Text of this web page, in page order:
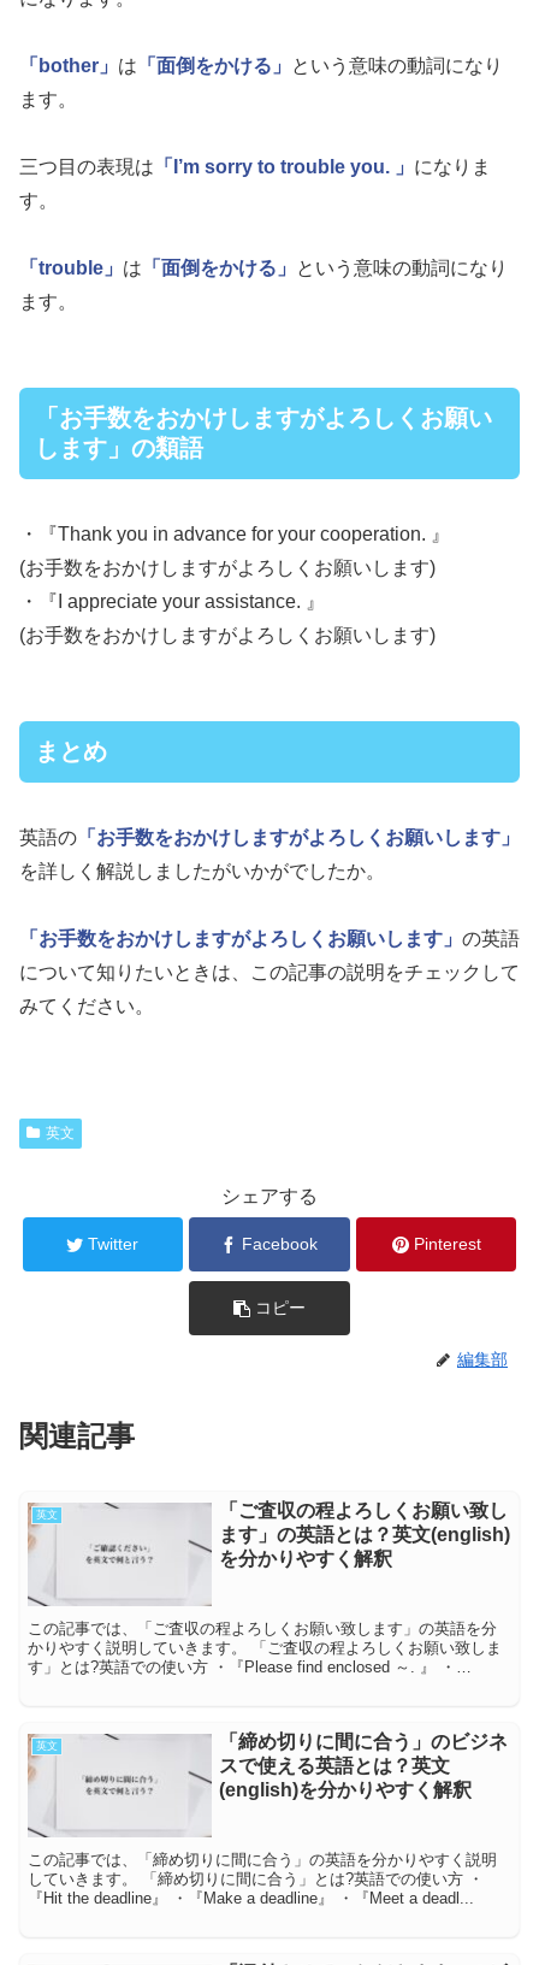
「bother」 は 「面倒をかける」
という意味の動詞になり
ます。
三つ目の表現は 「I’m sorry to trouble you. 」 になりま
す。
「trouble」 は 「面倒をかける」
という意味の動詞になり
ます。
「お手数をおかけしますがよろしくお願い
します」の類語
・『Thank you in advance for your cooperation. 』
(お手数をおかけしますがよろしくお願いします)
・『I appreciate your assistance. 』
(お手数をおかけしますがよろしくお願いします)
まとめ
英語の 「お手数をおかけしますがよろしくお願いします」
を詳しく解説しましたがいかがでしたか。
「お手数をおかけしますがよろしくお願いします」 の英語
について知りたいときは、この記事の説明をチェックして
みてください。
英文
シェアする
Twitter Facebook Pinterest
コピー
編集部
関連記事
英文
「ご査収の程よろしくお願い致し
ます」の英語とは？英文(english)
を分かりやすく解釈
この記事では、「ご査収の程よろしくお願い致します」の英語を分
かりやすく説明していきます。 「ご査収の程よろしくお願い致しま
す」とは?英語での使い方 ・『Please find enclosed ～. 』 ・
英文
「締め切りに間に合う」のビジネ
スで使える英語とは？英文
(english)を分かりやすく解釈
この記事では、「締め切りに間に合う」の英語を分かりやすく説明
していきます。 「締め切りに間に合う」とは?英語での使い方 ・
『Hit the deadline』 ・『Make a deadline』 ・『Meet a deadl...